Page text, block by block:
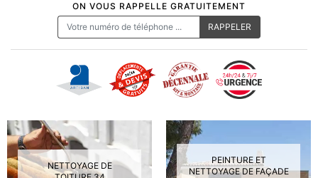
ON VOUS RAPPELLE GRATUITEMENT
NETTOYAGE DE
PEINTURE ET
NETTOYAGE DE FAÇADE